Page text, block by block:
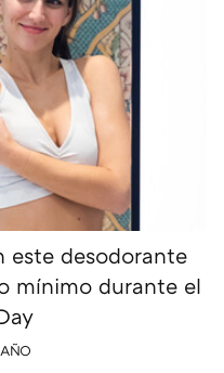
este desodorante
mínimo durante el